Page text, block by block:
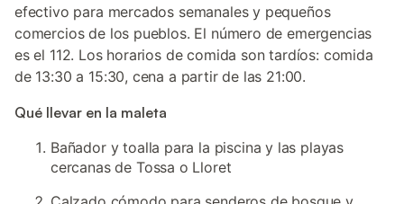
efectivo para mercados semanales y pequeños
comercios de los pueblos. El número de emergencias
es el 112. Los horarios de comida son tardíos: comida
de 13:30 a 15:30, cena a partir de las 21:00.
Qué llevar en la maleta
Bañador y toalla para la piscina y las playas
cercanas de Tossa o Lloret